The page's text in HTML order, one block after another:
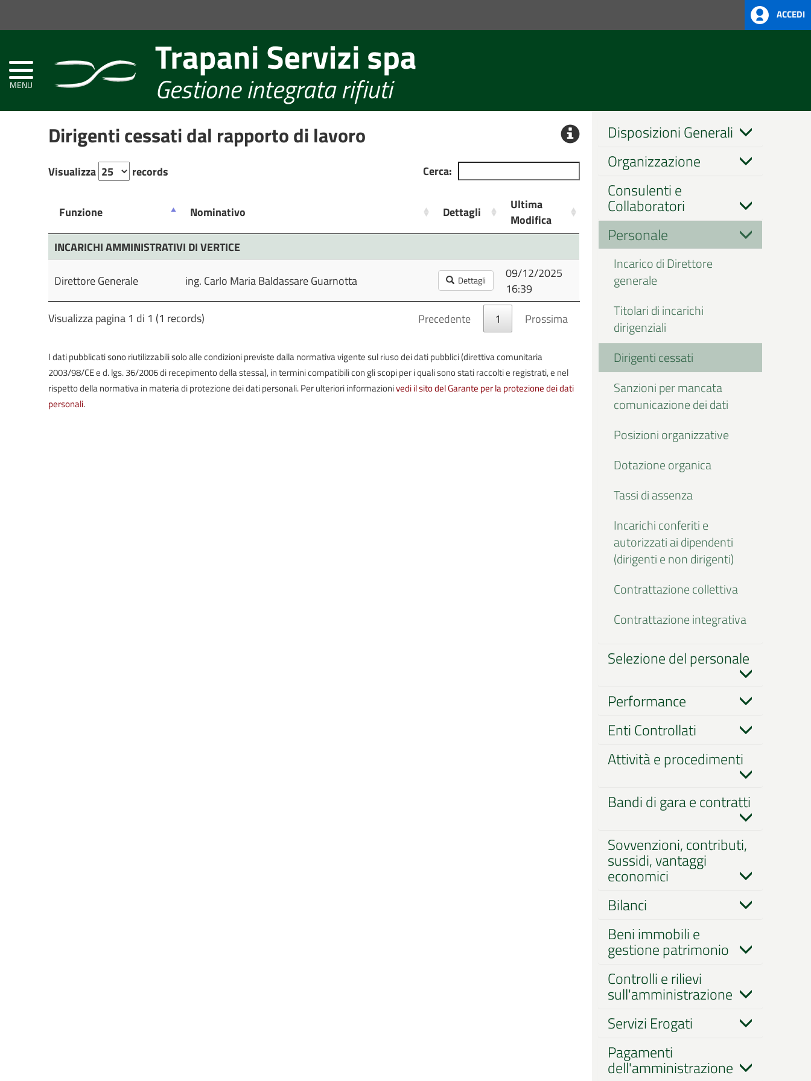
ACCEDI
MENU
Amministrativi
(L.R.
Siciliana
TrasparenteDirigenti cessati dal rapporto di lavoro
Visualizza records Cerca:
Funzione Nominativo Dettagli
Ultima
Modifica
Funzione
Nominativo
Modifica
INCARICHI AMMINISTRATIVI DI VERTICE
Direttore Generale
ing. Carlo Maria Baldassare Guarnotta Dettagli
09/12/2025
16:39
Visualizza pagina 1 di 1 (1 records)
Precedente 1 Prossima
I dati pubblicati sono riutilizzabili solo alle condizioni previste dalla normativa vigente sul riuso dei dati pubblici (direttiva comunitaria
2003/98/CE e d. lgs. 36/2006 di recepimento della stessa), in termini compatibili con gli scopi per i quali sono stati raccolti e registrati, e nel
rispetto della normativa in materia di protezione dei dati personali. Per ulteriori informazionivedi il sito del Garante per la protezione dei dati
personali.
Disposizioni Generali
Organizzazione
Consulenti e
Collaboratori
Personale
Incarico di Direttore
generale
Titolari di incarichi
dirigenziali
Dirigenti cessati
Sanzioni per mancata
comunicazione dei dati
Posizioni organizzative
Dotazione organica
Tassi di assenza
Incarichi conferiti e
autorizzati ai dipendenti
(dirigenti e non dirigenti)
Contrattazione collettiva
Contrattazione integrativa
Selezione del personale
Performance
Enti Controllati
Attività e procedimenti
Bandi di gara e contratti
Sovvenzioni, contributi,
sussidi, vantaggi
economici
Bilanci
Beni immobili e
gestione patrimonio
Controlli e rilievi
sull'amministrazione
Servizi Erogati
Pagamenti
dell'amministrazione